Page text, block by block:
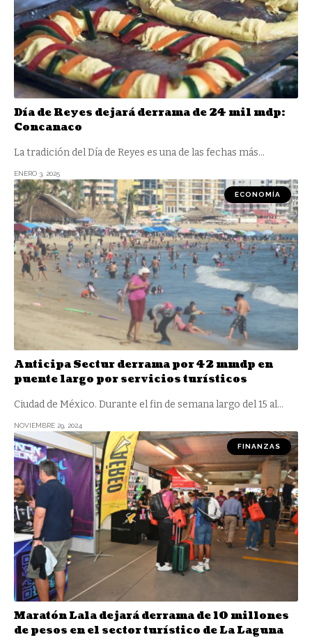
Día de Reyes dejará derrama de 24 mil mdp:
Concanaco
La tradición del Día de Reyes es una de las fechas más…
ENERO 3, 2025
ECONOMÍA
Anticipa Sectur derrama por 42 mmdp en
puente largo por servicios turísticos
Ciudad de México. Durante el fin de semana largo del 15 al…
NOVIEMBRE 29, 2024
FINANZAS
Maratón Lala dejará derrama de 10 millones
de pesos en el sector turístico de La Laguna